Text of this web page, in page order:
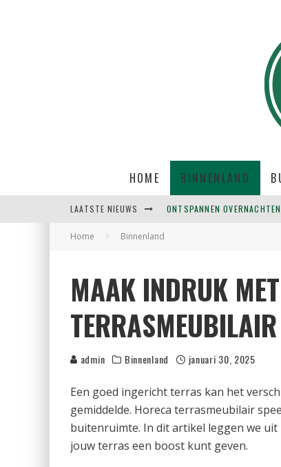
HOME BINNENLAND
LAATSTE NIEUWS ONTSPANNEN
AMSTERDAM ALS
Home Binnenland
MAAK INDRUK
TERRASMEUBILAIR
admin Binnenland januari 30, 2025
Een goed ingericht terras kan het
gemiddelde. Horeca terrasmeubilair
buitenruimte. In dit artikel leggen we
jouw terras een boost kunt geven.